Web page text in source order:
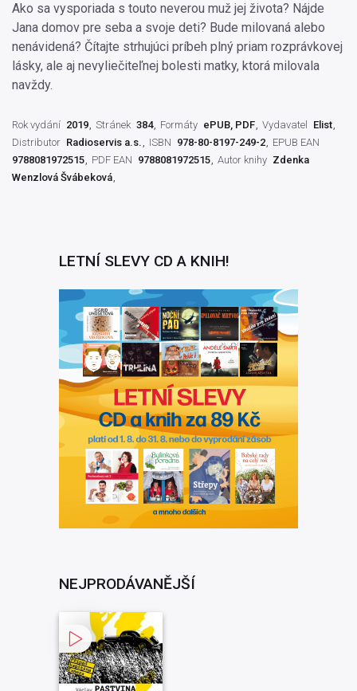
Ako sa vysporiada s touto neverou muž jej života? Nájde
Jana domov pre seba a svoje deti? Bude milovaná alebo
nenávidená? Čítajte strhujúci príbeh plný priam rozprávkovej
lásky, ale aj nevyliečiteľnej bolesti matky, ktorá milovala
navždy.
Rok vydání 2019 Stránek 384 Formáty ePUB, PDF Vydavatel
Elist
Distributor Radioservis a.s. ISBN 978-80-8197-249-2
EPUB EAN
9788081972515
PDF EAN 9788081972515 Autor knihy Zdenka
Wenzlová Švábeková
LETNÍ SLEVY CD A KNIH!
NEJPRODÁVANĚJŠÍ